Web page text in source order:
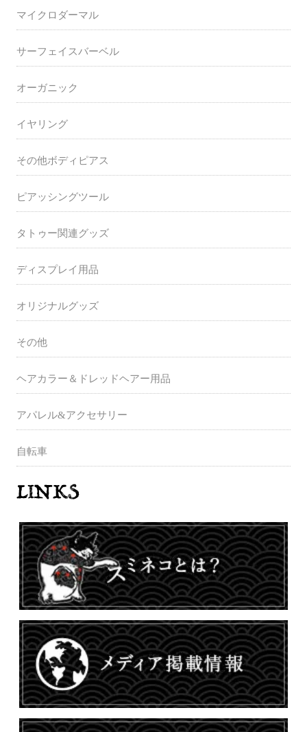
マイクロダーマル
サーフェイスバーベル
オーガニック
イヤリング
その他ボディピアス
ピアッシングツール
タトゥー関連グッズ
ディスプレイ用品
オリジナルグッズ
その他
ヘアカラー＆ドレッドヘアー用品
アパレル&アクセサリー
自転車